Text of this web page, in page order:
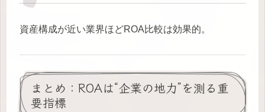
資産構成が近い業界ほどROA比較は効果的。
まとめ：ROAは“企業の地力”を測る重
要指標